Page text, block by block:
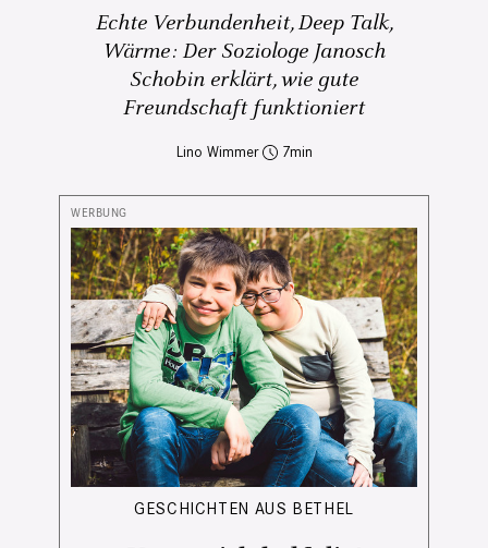
Echte Verbundenheit, Deep Talk,
Wärme: Der Soziologe Janosch
Schobin erklärt, wie gute
Freundschaft funktioniert
Lino Wimmer 7
GESCHICHTEN AUS BETHEL